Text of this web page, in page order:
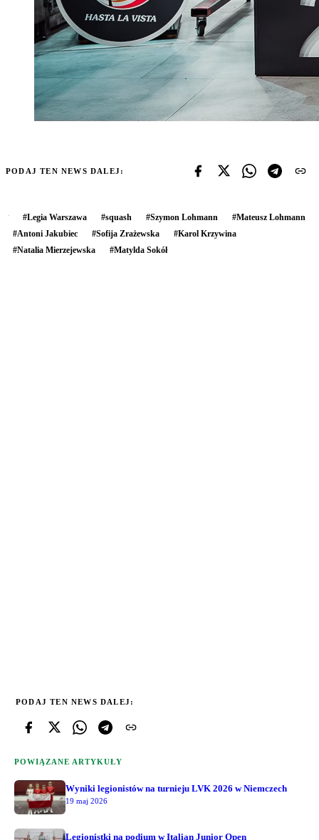
PODAJ TEN NEWS DALEJ:
#Legia Warszawa #squash #Szymon Lohmann #Mateusz Lohmann
#Antoni Jakubiec #Sofija Zrażewska #Karol Krzywina
#Natalia Mierzejewska #Matylda Sokół
PODAJ TEN NEWS DALEJ:
POWIĄZANE ARTYKUŁY
Wyniki legionistów na turnieju LVK 2026 w Niemczech
19 maj 2026
Legionistki na podium w Italian Junior Open